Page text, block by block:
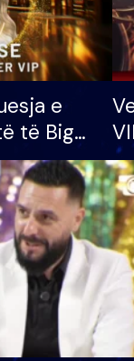
e
të Big
100